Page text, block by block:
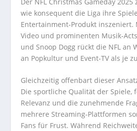
wie konsequent die Liga ihre
Entertainment-Produkt inszeniert.
Video und prominenten Musik-
und Snoop Dogg rückt die NFL an
an Popkultur und Event-TV als je
Gleichzeitig offenbart dieser
Die sportliche Qualität der Spiele,
Relevanz und die zunehmende
mehrere Streaming-Plattformen
Fans für Frust. Während